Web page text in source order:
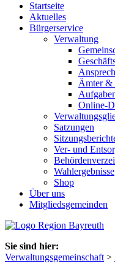
Startseite
Aktuelles
Bürgerservice
Verwaltung
Ämter &
Online-
Satzungen
Ver- und
Wahlergebnisse
Shop
Über uns
Mitgliedsgemeinden
Sie sind hier:
Verwaltungsgemeinschaft >